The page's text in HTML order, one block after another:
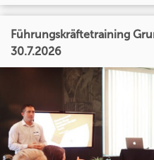
Führungskräftetraining
30.7.2026